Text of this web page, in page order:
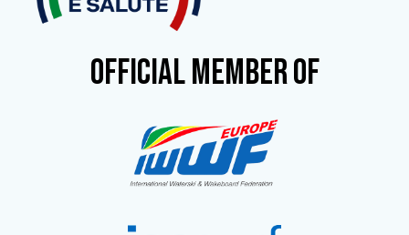
OFFICIAL MEMBER OF